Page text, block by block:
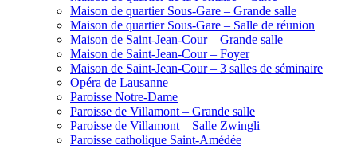
Maison de quartier Sous-Gare – Grande salle
Maison de quartier Sous-Gare – Salle de réunion
Maison de Saint-Jean-Cour – Grande salle
Maison de Saint-Jean-Cour – Foyer
Maison de Saint-Jean-Cour – 3 salles de séminaire
Opéra de Lausanne
Paroisse Notre-Dame
Paroisse de Villamont – Grande salle
Paroisse de Villamont – Salle Zwingli
Paroisse catholique Saint-Amédée